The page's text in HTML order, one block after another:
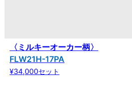
〈ミルキーオーカー柄〉
FLW21H-17PA
¥34,000セット